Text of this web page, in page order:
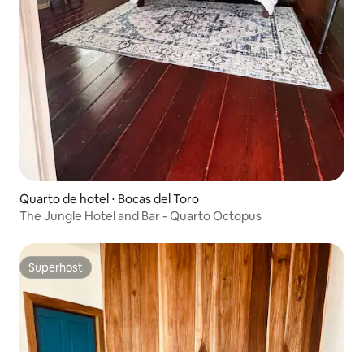
Quarto de hotel ⋅ Bocas del Toro
The Jungle Hotel and Bar - Quarto Octopus
Superhost
Superhost